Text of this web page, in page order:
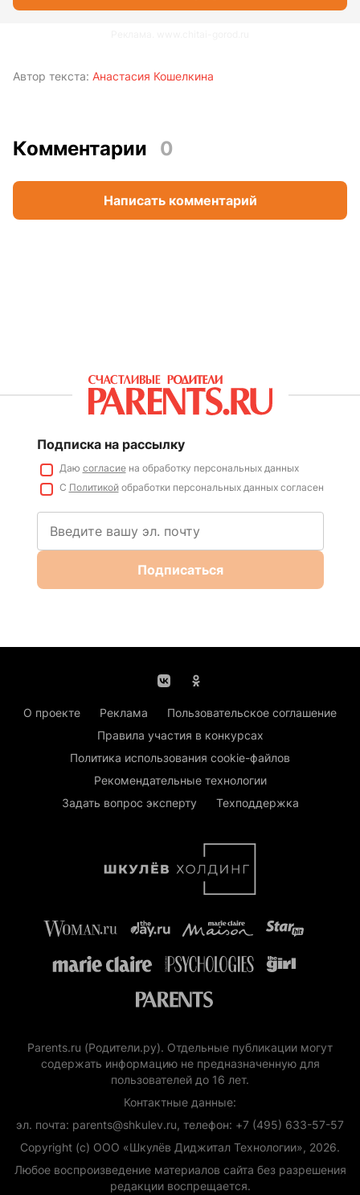
Автор текста: Анастасия Кошелкина
Комментарии 0
Написать комментарий
Подписка на рассылку
Даю согласиена обработку персональных данных
С Политикойобработки персональных данных согласен
Подписаться
О проекте Реклама
Пользовательское соглашение
Правила участия в конкурсах
Политика использования cookie-файлов
Рекомендательные технологии
Задать вопрос эксперту
Техподдержка
Parents.ru (Родители.ру). Отдельные публикации могут
содержать информацию не предназначенную для
пользователей до 16 лет.
Контактные данные:
эл. почта: parents@shkulev.ru, телефон: +7 (495) 633-57-57
Copyright (с) ООО «Шкулёв Диджитал Технологии», 2026.
Любое воспроизведение материалов сайта без разрешения
редакции воспрещается.